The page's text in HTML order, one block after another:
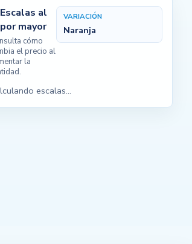
Escalas al
por mayor
cómo
el precio al
la
VARIACIÓN
Naranja
escalas...